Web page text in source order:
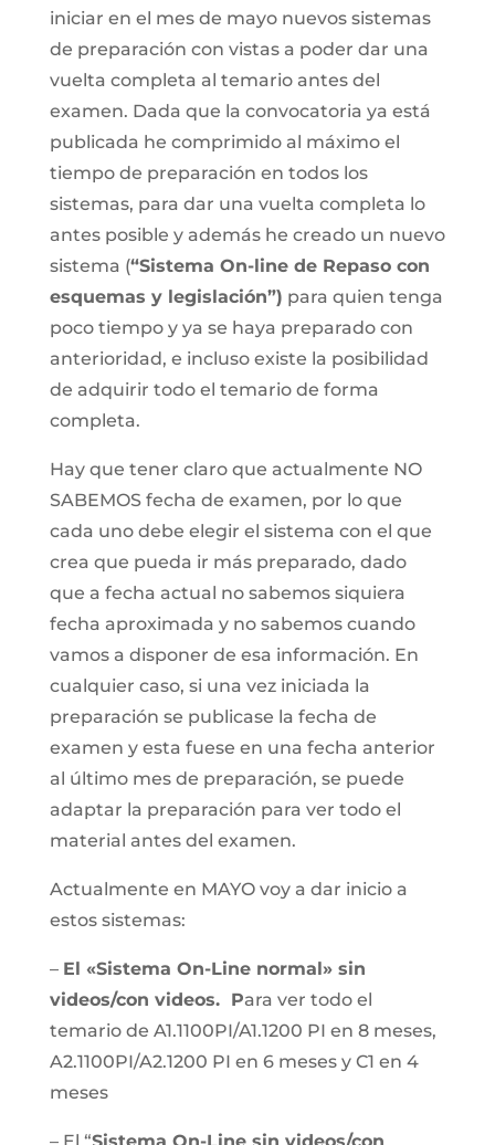
iniciar en el mes de mayo nuevos sistemas
de preparación con vistas a poder dar una
vuelta completa al temario antes del
examen. Dada que la convocatoria ya está
publicada he comprimido al máximo el
tiempo de preparación en todos los
sistemas, para dar una vuelta completa lo
antes posible y además he creado un nuevo
sistema (“Sistema On-line de Repaso con
esquemas y legislación”) para quien tenga
poco tiempo y ya se haya preparado con
anterioridad, e incluso existe la posibilidad
de adquirir todo el temario de forma
completa.
Hay que tener claro que actualmente NO
SABEMOS fecha de examen, por lo que
cada uno debe elegir el sistema con el que
crea que pueda ir más preparado, dado
que a fecha actual no sabemos siquiera
fecha aproximada y no sabemos cuando
vamos a disponer de esa información. En
cualquier caso, si una vez iniciada la
preparación se publicase la fecha de
examen y esta fuese en una fecha anterior
al último mes de preparación, se puede
adaptar la preparación para ver todo el
material antes del examen.
Actualmente en MAYO voy a dar inicio a
estos sistemas:
– El «Sistema On-Line normal» sin
videos/con videos. Para ver todo el
temario de A1.1100PI/A1.1200 PI en 8 meses,
A2.1100PI/A2.1200 PI en 6 meses y C1 en 4
meses